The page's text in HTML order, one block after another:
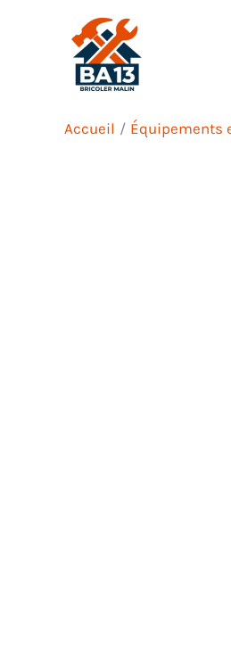
Accueil Équipements